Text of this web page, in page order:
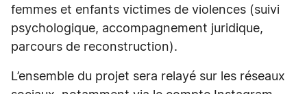
femmes et enfants victimes de violences (suivi
psychologique, accompagnement juridique,
parcours de reconstruction).
L’ensemble du projet sera relayé sur les réseaux